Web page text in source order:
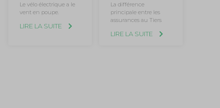
Le vélo électrique a le
vent en poupe.
LIRE LA SUITE
La différence
principale entre les
assurances au Tiers
LIRE LA SUITE